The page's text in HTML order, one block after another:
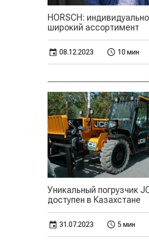
HORSCH:
широкий ассортимент
08.12.2023 10 мин
Уникальный погрузчик
доступен в Казахстане
31.07.2023 5 мин